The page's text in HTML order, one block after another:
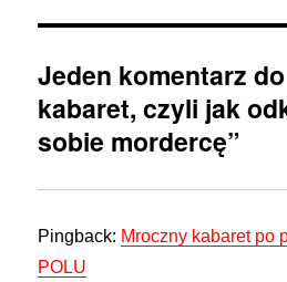
Jeden komentarz
kabaret, czyli jak
sobie mordercę”
Pingback: Mroczny kabaret po
POLU